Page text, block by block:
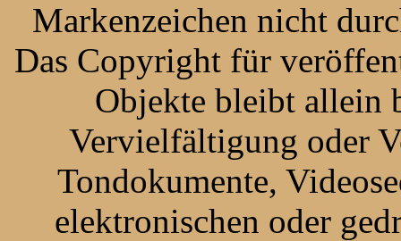
Markenzeichen nicht
Das Copyright für
Objekte bleibt allein
Vervielfältigung oder
Tondokumente,
elektronischen oder